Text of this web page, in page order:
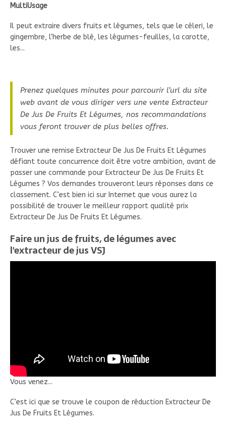
MultiUsage
Il peut extraire divers fruits et légumes, tels que le céleri, le
gingembre, l'herbe de blé, les légumes-feuilles, la carotte,
les...
Prenez quelques minutes pour parcourir l’url du site
web avant de vous diriger vers une vente Extracteur
De Jus De Fruits Et Légumes, nos recommandations
vous feront trouver de plus belles offres.
Trouver une remise Extracteur De Jus De Fruits Et Légumes
défiant toute concurrence doit être votre ambition, avant de
passer une commande pour Extracteur De Jus De Fruits Et
Légumes ? Vos demandes trouveront leurs réponses dans ce
classement. C’est bien ici sur Internet que vous aurez la
possibilité de trouver le meilleur rapport qualité prix
Extracteur De Jus De Fruits Et Légumes.
Faire un jus de fruits, de légumes avec
l'extracteur de jus VSJ
Vous venez...
C’est ici que se trouve le coupon de réduction Extracteur De
Jus De Fruits Et Légumes.